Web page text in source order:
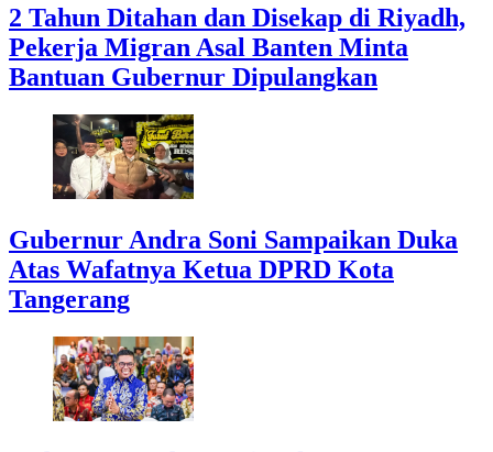
2 Tahun Ditahan dan Disekap di Riyadh,
Pekerja Migran Asal Banten Minta
Bantuan Gubernur Dipulangkan
Gubernur Andra Soni Sampaikan Duka
Atas Wafatnya Ketua DPRD Kota
Tangerang